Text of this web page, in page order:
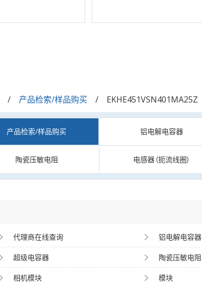
产品检索/样品购买 EKHE451VSN401MA25Z
产品检索/样品购买 铝电解电容器
陶瓷压敏电阻 电感器（扼流线圈）
代理商在线查询 铝电解电容器
超级电容器 陶瓷压敏电阻
相机模块 模块